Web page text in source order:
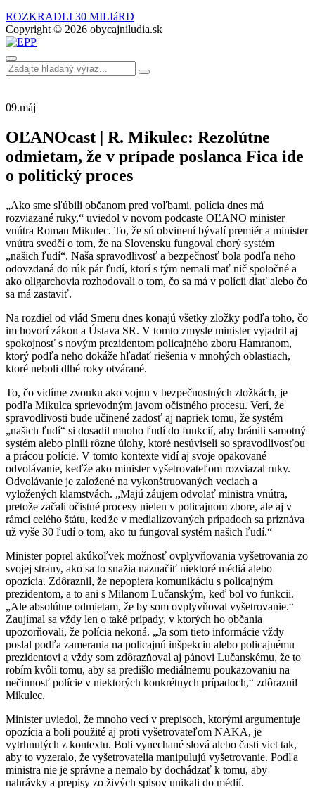
ROZKRADLI 30 MILIáRD
Copyright © 2026 obycajniludia.sk
09.máj
OĽANOcast | R. Mikulec: Rezolútne
odmietam, že v prípade poslanca Fica ide
o politický proces
„Ako sme sľúbili občanom pred voľbami, polícia dnes má
rozviazané ruky,“ uviedol v novom podcaste OĽANO minister
vnútra Roman Mikulec. To, že sú obvinení bývalí premiér a minister
vnútra svedčí o tom, že na Slovensku fungoval chorý systém
„našich ľudí“. Naša spravodlivosť a bezpečnosť bola podľa neho
odovzdaná do rúk pár ľudí, ktorí s tým nemali mať nič spoločné a
ako oligarchovia rozhodovali o tom, čo sa má v polícii diať alebo čo
sa má zastaviť.
Na rozdiel od vlád Smeru dnes konajú všetky zložky podľa toho, čo
im hovorí zákon a Ústava SR. V tomto zmysle minister vyjadril aj
spokojnosť s novým prezidentom policajného zboru Hamranom,
ktorý podľa neho dokáže hľadať riešenia v mnohých oblastiach,
ktoré neboli dlhé roky otvárané.
To, čo vidíme zvonku ako vojnu v bezpečnostných zložkách, je
podľa Mikulca sprievodným javom očistného procesu. Verí, že
spravodlivosti bude učinené zadosť aj napriek tomu, že systém
„našich ľudí“ si dosadil mnoho ľudí do funkcií, aby bránili samotný
systém alebo plnili rôzne úlohy, ktoré nesúviseli so spravodlivosťou
a prácou polície. V tomto kontexte vidí aj svoje opakované
odvolávanie, keďže ako minister vyšetrovateľom rozviazal ruky.
Odvolávanie je založené na vykonštruovaných veciach a
vyložených klamstvách. „Majú záujem odvolať ministra vnútra,
pretože začali očistné procesy nielen v policajnom zbore, ale aj v
rámci celého štátu, keďže v medializovaných prípadoch sa priznáva
už vyše 30 ľudí o tom, ako tu fungoval systém našich ľudí.“
Minister poprel akúkoľvek možnosť ovplyvňovania vyšetrovania zo
svojej strany, ako sa to snažia naznačiť niektoré médiá alebo
opozícia. Zdôraznil, že nepopiera komunikáciu s policajným
prezidentom, a to ani s Milanom Lučanským, keď bol vo funkcii.
„Ale absolútne odmietam, že by som ovplyvňoval vyšetrovanie.“
Zaujímal sa vždy len o také prípady, v ktorých ho občania
upozorňovali, že polícia nekoná. „Ja som tieto informácie vždy
poslal podľa zamerania na policajnú inšpekciu alebo policajnému
prezidentovi a vždy som zdôrazňoval aj pánovi Lučanskému, že to
robím kvôli tomu, aby sa predišlo mediálnemu poukazovaniu na
nečinnosť polície v niektorých konkrétnych prípadoch,“ zdôraznil
Mikulec.
Minister uviedol, že mnoho vecí v prepisoch, ktorými argumentuje
opozícia a boli použité aj proti vyšetrovateľom NAKA, je
vytrhnutých z kontextu. Boli vynechané slová alebo časti viet tak,
aby to vyzeralo, že vyšetrovatelia manipulujú vyšetrovanie. Podľa
ministra nie je správne a nemalo by dochádzať k tomu, aby
nahrávky a prepisy zo živých spisov unikali do médií.